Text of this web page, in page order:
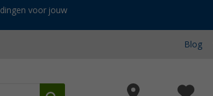
voor jouw
Blog